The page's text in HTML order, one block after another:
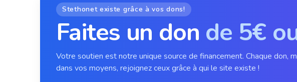
Stethonet existe grâce à vos dons!
Faites un don de 5€
Votre soutien est notre unique source de financement. Chaque don,
dans vos moyens, rejoignez ceux grâce à qui le site existe !